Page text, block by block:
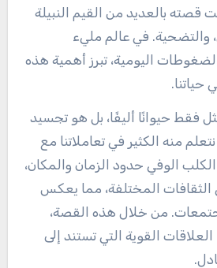
قصته بالعديد من القيم النبيلة
والتضحية. في عالم مليء
اليومية، تبرز أهمية هذه
حياتنا.
فقط حيوانًا أليفًا، بل هو تجسيد
منه الكثير في تعاملاتنا مع
الوفي حدود الزمان والمكان،
المختلفة، مما يعكس
من خلال هذه القصة،
القوية التي تستند إلى